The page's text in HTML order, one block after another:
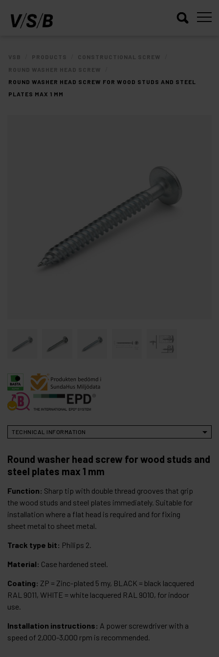
VSB PRODUCTS CONSTRUCTIONAL SCREW
ROUND WASHER HEAD SCREW
ROUND WASHER HEAD SCREW FOR WOOD STUDS AND STEEL
PLATES MAX 1 MM
TECHNICAL INFORMATION
Round washer head screw for wood studs and
steel plates max 1 mm
Function: Sharp tip with double thread grooves that grip
the wood studs and steel plates immediately. Suitable for
installation where a flat head is required and for fixing
sheet metal to sheet metal.
Track type bit: Philips 2.
Material: Case hardened steel.
Coating: ZP = Zinc-plated 5 my, BLACK = black lacquered
RAL 9011, WHITE = white lacquered RAL 9010, for indoor
use.
Installation instructions: A power screwdriver with a
speed of 2,000-3,000 rpm is recommended.